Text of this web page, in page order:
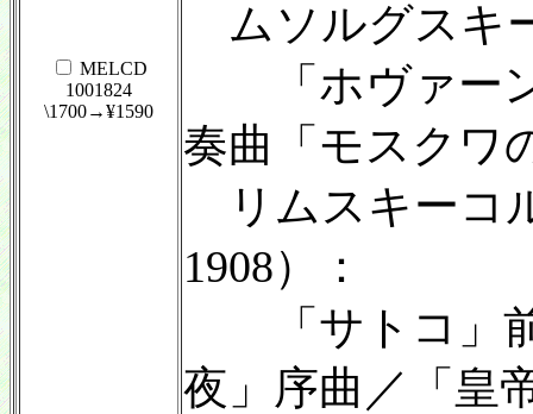
MELCD
1001824
\1700→¥1590
ムソルグスキ
「ホヴァーン
奏曲「モスクワ
リムスキーコ
1908）：
「サトコ」前
夜」序曲／「皇